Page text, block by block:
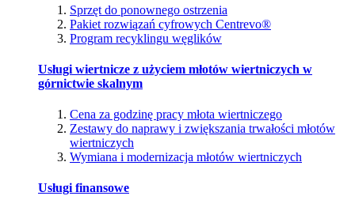
Sprzęt do ponownego ostrzenia
Pakiet rozwiązań cyfrowych Centrevo®
Program recyklingu węglików
Usługi wiertnicze z użyciem młotów wiertniczych w
górnictwie skalnym
Cena za godzinę pracy młota wiertniczego
Zestawy do naprawy i zwiększania trwałości młotów
wiertniczych
Wymiana i modernizacja młotów wiertniczych
Usługi finansowe